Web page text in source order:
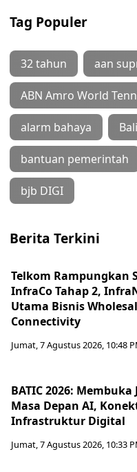
Tag Populer
32 tahun aan
ABN Amro World
alarm bahaya
bantuan pemerintah
bjb DIGI
Berita Terkini
Telkom Rampungkan
InfraCo Tahap 2,
Utama Bisnis
Connectivity
Jumat, 7 Agustus 2026, 10:48
BATIC 2026:
Masa Depan AI,
Infrastruktur Digital
Jumat, 7 Agustus 2026, 10:33